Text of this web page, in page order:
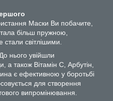
Маски Ви побачите,
більш пружною,
стали світлішими.
До нього увійшли
а також Вітамін С, Арбутін,
є ефективною у боротьбі
для створення
випромінювання.